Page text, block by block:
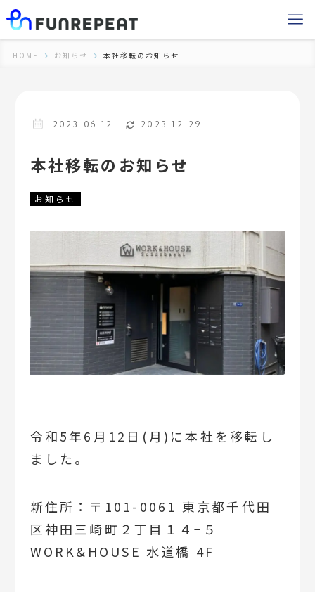
HOME お知らせ 本社移転のお知らせ
2023.06.12 2023.12.29
本社移転のお知らせ
お知らせ
令和5年6月12日(月)に本社を移転し
ました。
新住所：〒101-0061 東京都千代田
区神田三崎町２丁目１４−５
WORK&HOUSE 水道橋 4F